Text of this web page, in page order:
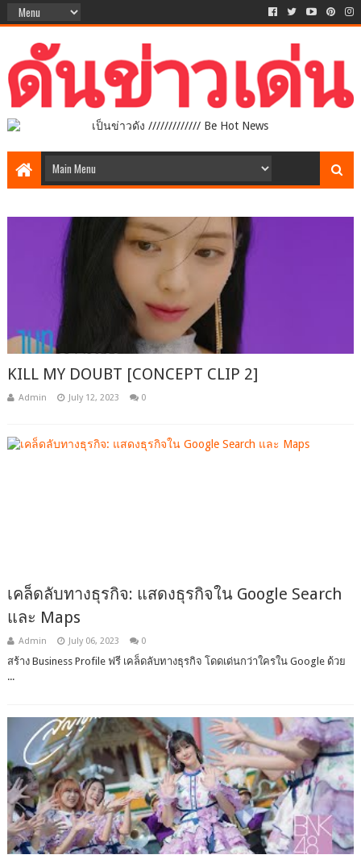
เป็นข่าวดัง ///////////// Be Hot News
KILL MY DOUBT [CONCEPT CLIP 2]
Admin July 12, 2023 0
เคล็ดลับทางธุรกิจ: แสดงธุรกิจใน Google Search
และ Maps
Admin July 06, 2023 0
สร้าง Business Profile ฟรี เคล็ดลับทางธุรกิจ โดดเด่นกว่าใครใน Google ด้วย
...